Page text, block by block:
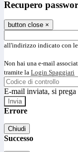
Recupero
button close ×
all'indirizzo indicato con
Non hai una e-mail
tramite la Login Spaggiari
E-mail inviata, si
Errore
Chiudi
Successo